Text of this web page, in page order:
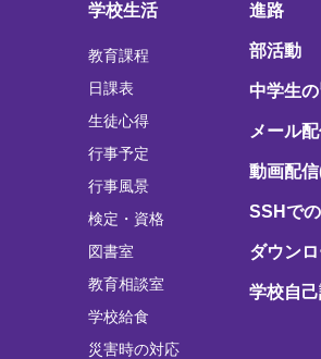
学校生活
教育課程
日課表
生徒心得
行事予定
行事風景
検定・資格
図書室
教育相談室
学校給食
災害時の対応
進路
部活動
中学生
メール
動画配
SSHで
ダウン
学校自